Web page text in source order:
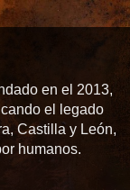
en el 2013,
el legado
Castilla y León,
humanos.